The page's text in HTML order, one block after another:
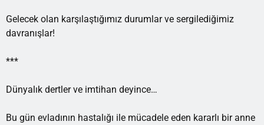
Gelecek olan karşılaştığımız durumlar ve sergilediğimiz
davranışlar!
***
Dünyalık dertler ve imtihan deyince…
Bu gün evladının hastalığı ile mücadele eden kararlı bir anne